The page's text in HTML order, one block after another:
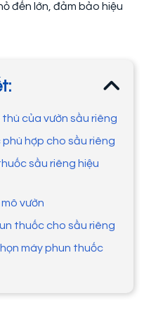
đến lớn, đảm bảo hiệu
của vườn sầu riêng
hợp cho sầu riêng
sầu riêng hiệu
vườn
thuốc cho sầu riêng
máy phun thuốc